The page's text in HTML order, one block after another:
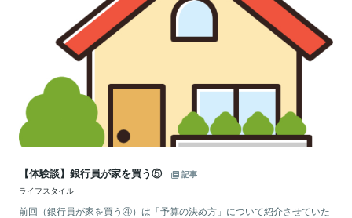
【体験談】銀行員が家を買う⑤
記事
ライフスタイル
前回（銀行員が家を買う④）は「予算の決め方」について紹介させていた